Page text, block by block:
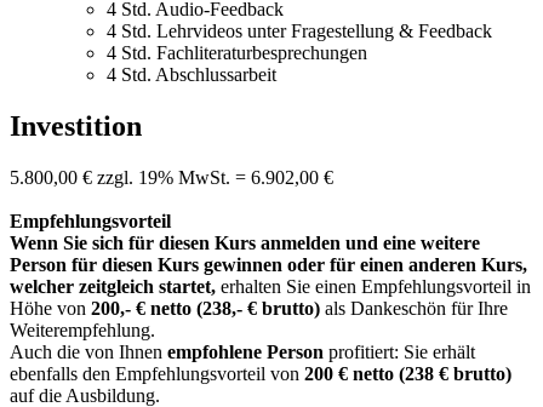
4 Std. Audio-Feedback
4 Std. Lehrvideos unter Fragestellung & Feedback
4 Std. Fachliteraturbesprechungen
4 Std. Abschlussarbeit
Investition
5.800,00 € zzgl. 19% MwSt. = 6.902,00 €
Empfehlungsvorteil
Wenn Sie sich für diesen Kurs anmelden und eine weitere
Person für diesen Kurs gewinnen oder für einen anderen Kurs,
welcher zeitgleich startet, erhalten Sie einen Empfehlungsvorteil in
Höhe von 200,- € netto (238,- € brutto) als Dankeschön für Ihre
Weiterempfehlung.
Auch die von Ihnen empfohlene Person profitiert: Sie erhält
ebenfalls den Empfehlungsvorteil von 200 € netto (238 € brutto)
auf die Ausbildung.